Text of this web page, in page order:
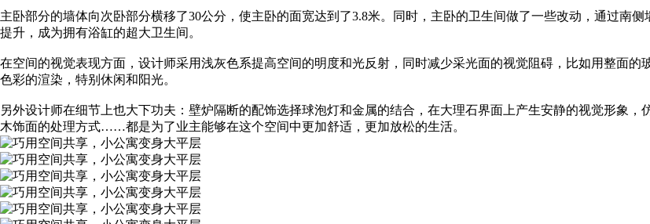
主卧部分的墙体向次卧部分横移了30公分，使主卧的面宽达到了3.8米。同时，主卧的卫生间做了一些改动，通过南
提升，成为拥有浴缸的超大卫生间。
在空间的视觉表现方面，设计师采用浅灰色系提高空间的明度和光反射，同时减少采光面的视觉阻碍，比如用整面
色彩的渲染，特别休闲和阳光。
另外设计师在细节上也大下功夫：壁炉隔断的配饰选择球泡灯和金属的结合，在大理石界面上产生安静的视觉形象
木饰面的处理方式……都是为了业主能够在这个空间中更加舒适，更加放松的生活。